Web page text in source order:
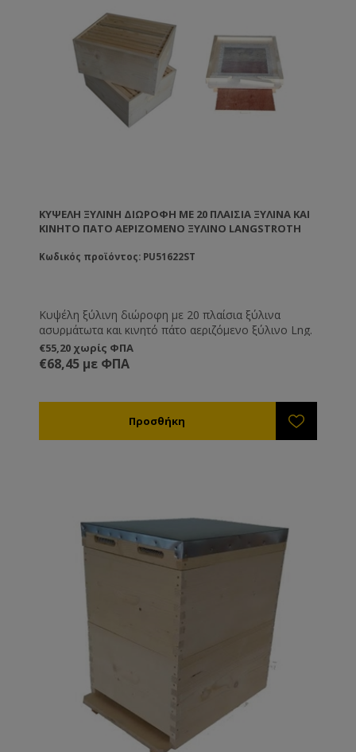
ΚΥΨΈΛΗ ΞΎΛΙΝΗ ΔΙΏΡΟΦΗ ΜΕ 20 ΠΛΑΊΣΙΑ ΞΥΛΙΝΑ ΚΑΙ
ΚΙΝΗΤΌ ΠΆΤΟ ΑΕΡΙΖΌΜΕΝΟ ΞΎΛΙΝΟ LANGSTROTH
Κωδικός προϊόντος: PU51622ST
Κυψέλη ξύλινη διώροφη με 20 πλαίσια ξύλινα
ασυρμάτωτα και κινητό πάτο αεριζόμενο ξύλινο Lng.
€55,20 χωρίς ΦΠΑ
€68,45 με ΦΠΑ